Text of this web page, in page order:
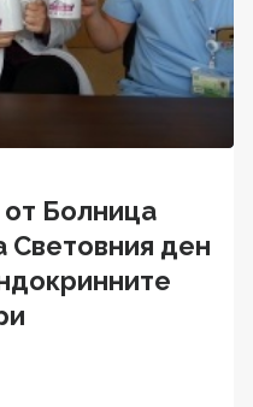
Болница
Световния ден